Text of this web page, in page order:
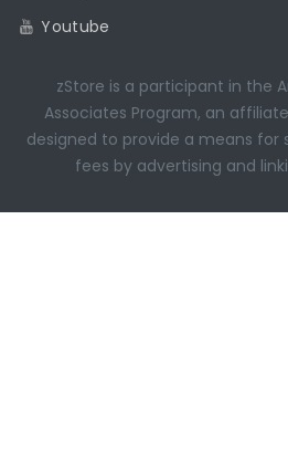
Youtube
zStore is a participant in the
Associates Program, an
designed to provide a means for
fees by advertising and